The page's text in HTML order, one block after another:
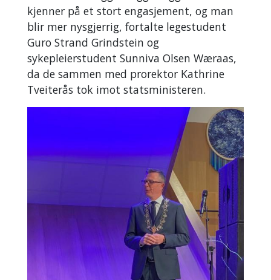
kjenner på et stort engasjement, og man
blir mer nysgjerrig, fortalte legestudent
Guro Strand Grindstein og
sykepleierstudent Sunniva Olsen Wæraas,
da de sammen med prorektor Kathrine
Tveiterås tok imot statsministeren.